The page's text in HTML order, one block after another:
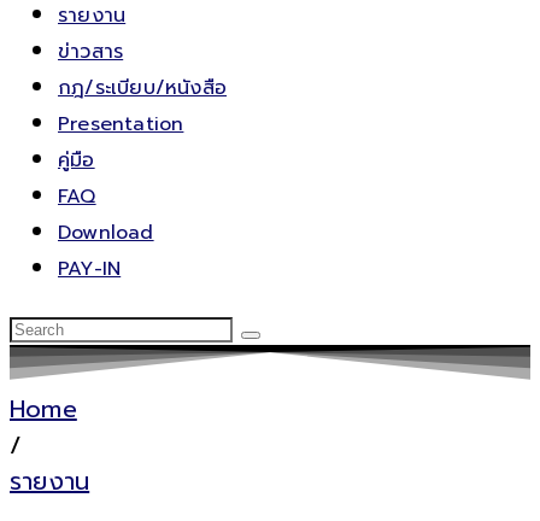
รายงาน
ข่าวสาร
กฎ/ระเบียบ/หนังสือ
Presentation
คู่มือ
FAQ
Download
PAY-IN
Home
/
รายงาน